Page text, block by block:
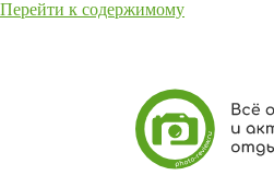
Перейти к содержимому